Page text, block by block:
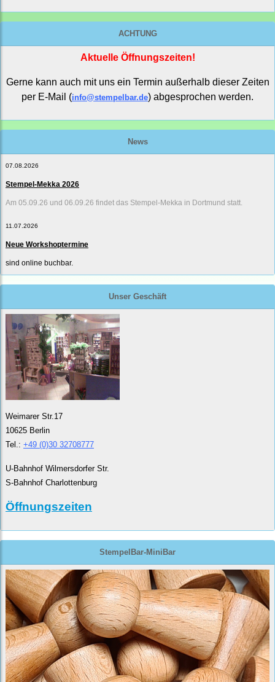
ACHTUNG
Aktuelle Öffnungszeiten!
Gerne kann auch mit uns ein Termin außerhalb dieser Zeiten
per E-Mail (info@stempelbar.de) abgesprochen werden.
News
07.08.2026
Stempel-Mekka 2026
Am 05.09.26 und 06.09.26 findet das Stempel-Mekka in Dortmund statt.
11.07.2026
Neue Workshoptermine
sind online buchbar.
Unser Geschäft
Weimarer Str.17
10625 Berlin
Tel.: +49 (0)30 32708777
U-Bahnhof Wilmersdorfer Str.
S-Bahnhof Charlottenburg
Öffnungszeiten
StempelBar-MiniBar